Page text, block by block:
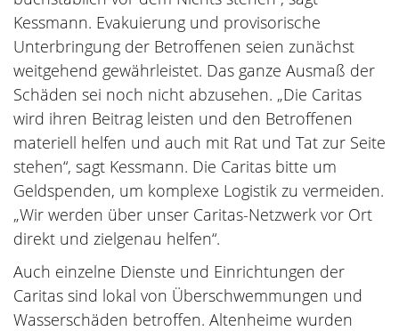
Kessmann. Evakuierung und provisorische
Unterbringung der Betroffenen seien zunächst
weitgehend gewährleistet. Das ganze Ausmaß der
Schäden sei noch nicht abzusehen. „Die Caritas
wird ihren Beitrag leisten und den Betroffenen
materiell helfen und auch mit Rat und Tat zur Seite
stehen“, sagt Kessmann. Die Caritas bitte um
Geldspenden, um komplexe Logistik zu vermeiden.
„Wir werden über unser Caritas-Netzwerk vor Ort
direkt und zielgenau helfen“.
Auch einzelne Dienste und Einrichtungen der
Caritas sind lokal von Überschwemmungen und
Wasserschäden betroffen. Altenheime wurden